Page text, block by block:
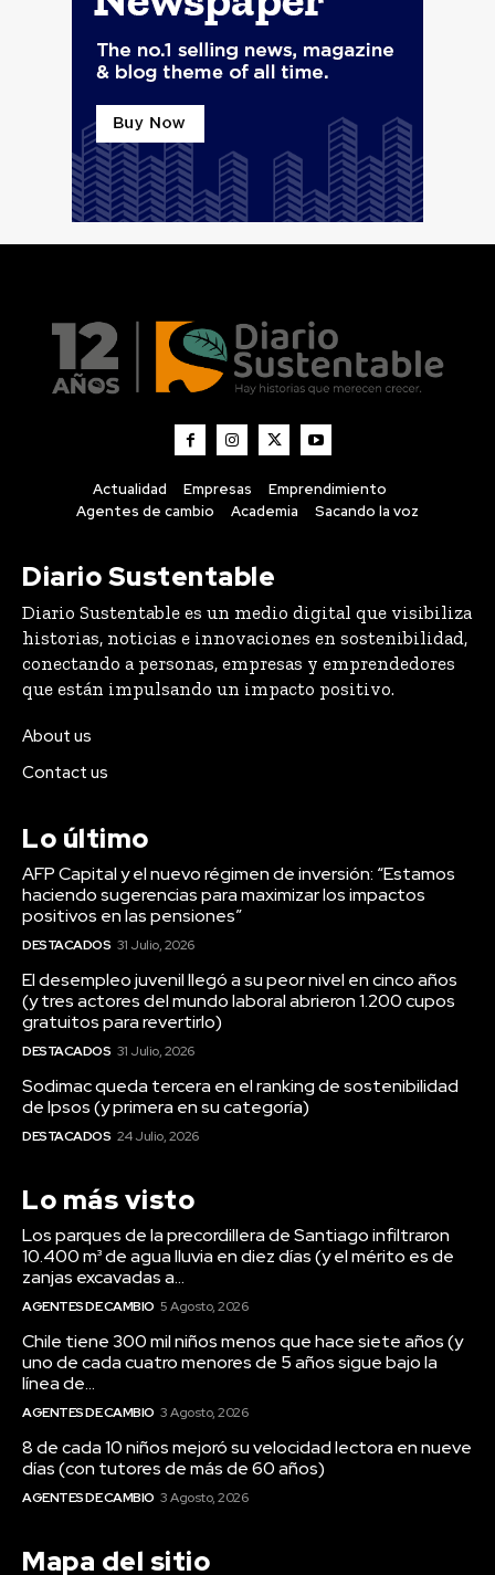
Actualidad Empresas
Emprendimiento
Agentes de cambio
Academia Sacando la voz
Diario Sustentable
Diario Sustentable es un medio digital que visibiliza
historias, noticias e innovaciones en sostenibilidad,
conectando a personas, empresas y emprendedores
que están impulsando un impacto positivo.
About us
Contact us
Lo último
AFP Capital y el nuevo régimen de inversión: “Estamos
haciendo sugerencias para maximizar los impactos
positivos en las pensiones”
DESTACADOS 31 Julio, 2026
El desempleo juvenil llegó a su peor nivel en cinco años
(y tres actores del mundo laboral abrieron 1.200 cupos
gratuitos para revertirlo)
DESTACADOS 31 Julio, 2026
Sodimac queda tercera en el ranking de sostenibilidad
de Ipsos (y primera en su categoría)
DESTACADOS 24 Julio, 2026
Lo más visto
Los parques de la precordillera de Santiago infiltraron
10.400 m³ de agua lluvia en diez días (y el mérito es de
zanjas excavadas a...
AGENTES DE CAMBIO 5 Agosto, 2026
Chile tiene 300 mil niños menos que hace siete años (y
uno de cada cuatro menores de 5 años sigue bajo la
línea de...
AGENTES DE CAMBIO 3 Agosto, 2026
8 de cada 10 niños mejoró su velocidad lectora en nueve
días (con tutores de más de 60 años)
AGENTES DE CAMBIO 3 Agosto, 2026
Mapa del sitio